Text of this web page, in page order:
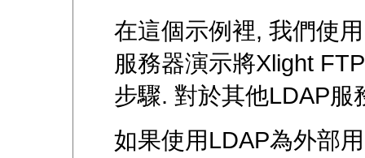
在這個示例裡, 我們使
服務器演示將Xlight
步驟. 對於其他LDAP服
如果使用LDAP為外部